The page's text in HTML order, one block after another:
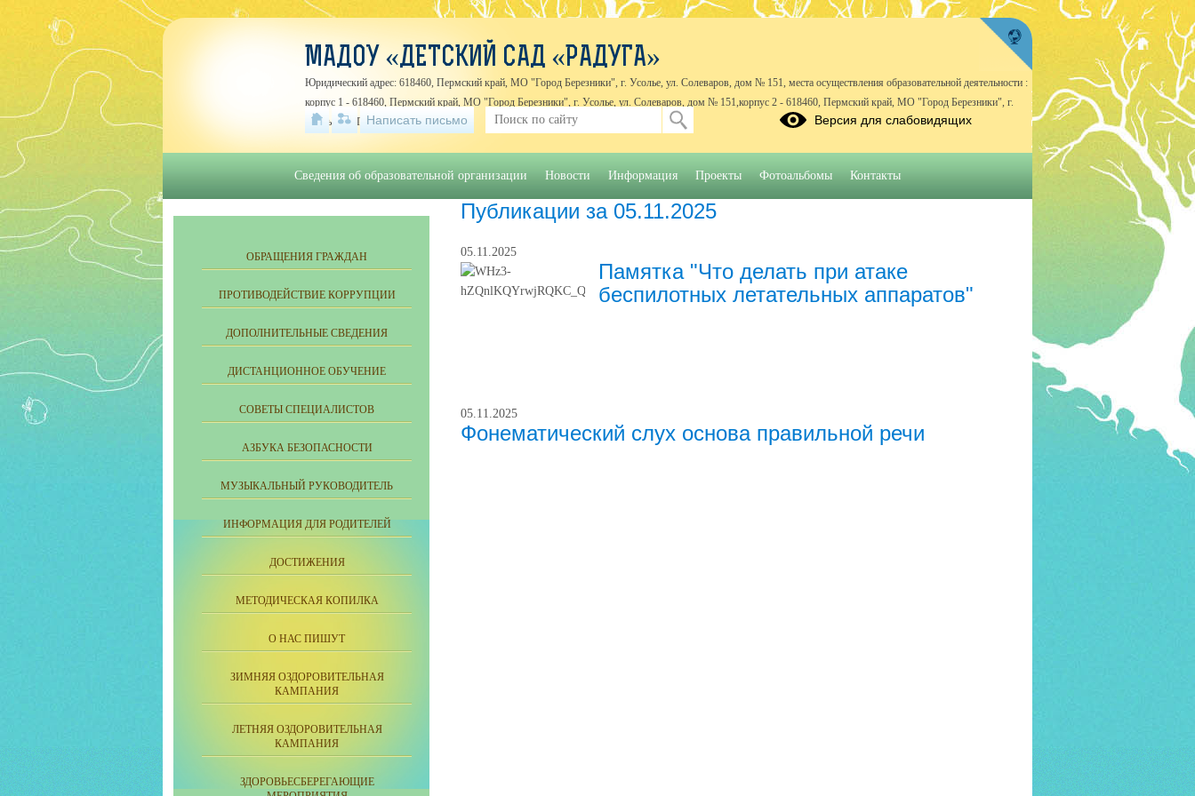
Публикации за 05.11.2025
05.11.2025
Памятка "Что делать при атаке
беспилотных летательных аппаратов"
05.11.2025
Фонематический слух основа правильной речи
ОБРАЩЕНИЯ ГРАЖДАН
ПРОТИВОДЕЙСТВИЕ КОРРУПЦИИ
ДОПОЛНИТЕЛЬНЫЕ СВЕДЕНИЯ
ДИСТАНЦИОННОЕ ОБУЧЕНИЕ
СОВЕТЫ СПЕЦИАЛИСТОВ
АЗБУКА БЕЗОПАСНОСТИ
МУЗЫКАЛЬНЫЙ РУКОВОДИТЕЛЬ
ИНФОРМАЦИЯ ДЛЯ РОДИТЕЛЕЙ
ДОСТИЖЕНИЯ
МЕТОДИЧЕСКАЯ КОПИЛКА
О НАС ПИШУТ
ЗИМНЯЯ ОЗДОРОВИТЕЛЬНАЯ
КАМПАНИЯ
ЛЕТНЯЯ ОЗДОРОВИТЕЛЬНАЯ
КАМПАНИЯ
ЗДОРОВЬЕСБЕРЕГАЮЩИЕ
МАДОУ «ДЕТСКИЙ САД «РАДУГА»
Юридический адрес: 618460, Пермский край, МО "Город Березники", г. Усолье, ул. Солеваров, дом № 151, места осуществления образовательной деятельности :
корпус 1 - 618460, Пермский край, МО "Город Березники", г. Усолье, ул. Солеваров, дом № 151,корпус 2 - 618460, Пермский край, МО "Город Березники", г.
Усолье, ул. Первомайская, дом № 1 Б
8 (3424) 422448, 8 (3424) 422903
Написать письмо Версия для слабовидящих
Сведения об образовательной организации Новости Информация Проекты Фотоальбомы Контакты